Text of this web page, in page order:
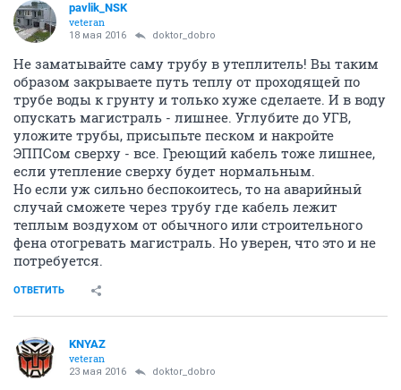
pavlik_NSK
veteran
18 мая 2016 doktor_dobro
Не заматывайте саму трубу в утеплитель! Вы таким
образом закрываете путь теплу от проходящей по
трубе воды к грунту и только хуже сделаете. И в воду
опускать магистраль - лишнее. Углубите до УГВ,
уложите трубы, присыпьте песком и накройте
ЭППСом сверху - все. Греющий кабель тоже лишнее,
если утепление сверху будет нормальным.
Но если уж сильно беспокоитесь, то на аварийный
случай сможете через трубу где кабель лежит
теплым воздухом от обычного или строительного
фена отогревать магистраль. Но уверен, что это и не
потребуется.
ОТВЕТИТЬ
KNYAZ
veteran
23 мая 2016 doktor_dobro